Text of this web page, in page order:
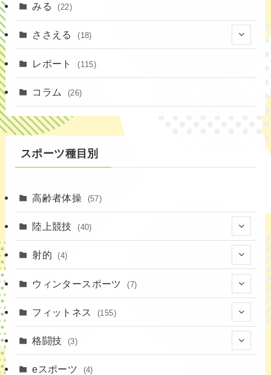
みる (22)
ささえる (18)
(4)
(1)
レポート (115)
コラム (26)
スポーツ種目別
高齢者体操 (57)
陸上競技 (40)
(2)
射的 (4)
(4)
ウィンタースポーツ (7)
(7)
フィットネス (155)
(16)
格闘技 (3)
(3)
eスポーツ (4)